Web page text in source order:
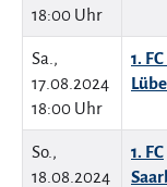
18:00 Uhr
Sa.,
17.08.2024
18:00 Uhr
1.
So.,
18.08.2024
1. FC